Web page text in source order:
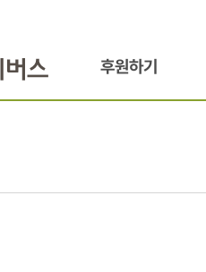
후원하기